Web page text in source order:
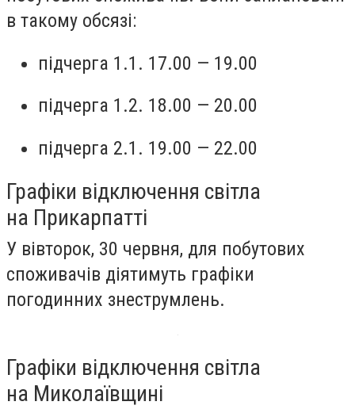
в такому обсязі:
підчерга 1.1. 17.00 — 19.00
підчерга 1.2. 18.00 — 20.00
підчерга 2.1. 19.00 — 22.00
Графіки відключення світла
на Прикарпатті
У вівторок, 30 червня, для побутових
споживачів діятимуть графіки
погодинних знеструмлень.
Графіки відключення світла
на Миколаївщині